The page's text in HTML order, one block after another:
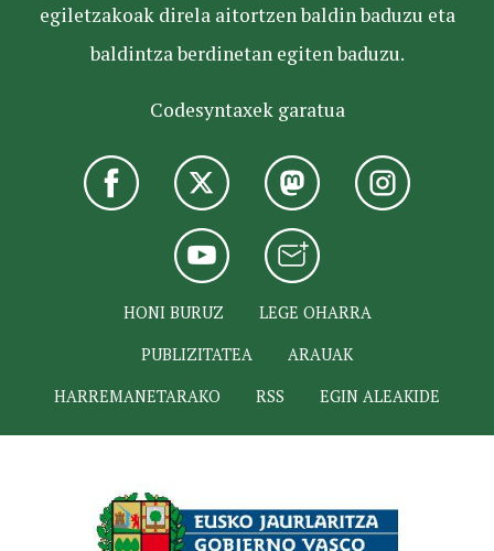
egiletzakoak direla aitortzen baldin baduzu eta
baldintza berdinetan egiten baduzu.
Codesyntaxek garatua
HONI BURUZ
LEGE OHARRA
PUBLIZITATEA
ARAUAK
HARREMANETARAKO
RSS EGIN ALEAKIDE